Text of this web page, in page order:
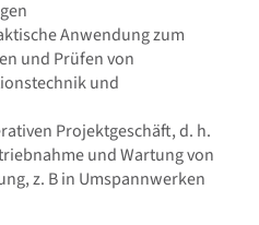
Anwendung zum
und Prüfen von
und
Projektgeschäft, d. h.
und Wartung von
z. B in Umspannwerken